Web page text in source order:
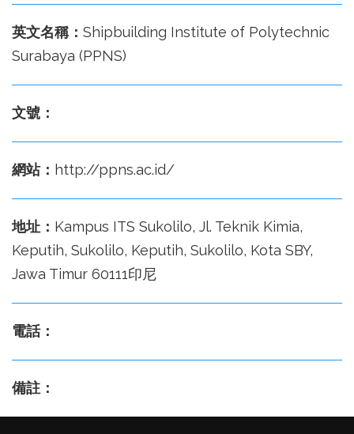
英文名稱： Shipbuilding Institute of Polytechnic
Surabaya (PPNS)
文號：
網站： http://ppns.ac.id/
地址： Kampus ITS Sukolilo, Jl. Teknik Kimia,
Keputih, Sukolilo, Keputih, Sukolilo, Kota SBY,
Jawa Timur 60111印尼
電話：
備註：